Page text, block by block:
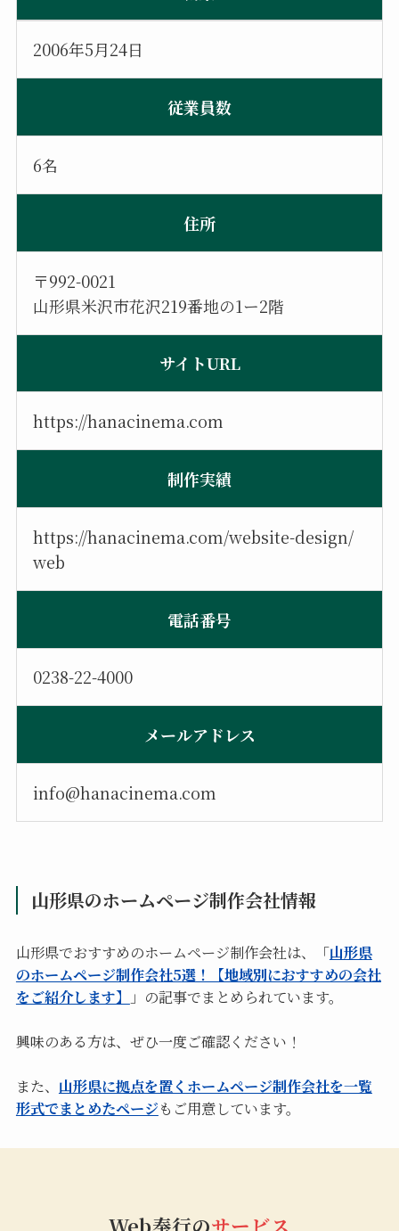
2006年5月24日
従業員数
6名
住所
〒992-0021
山形県米沢市花沢219番地の1ー2階
サイトURL
https://hanacinema.com
制作実績
https://hanacinema.com/website-design/
web
電話番号
0238-22-4000
メールアドレス
info@hanacinema.com
山形県のホームページ制作会社情報
山形県でおすすめのホームページ制作会社は、「山形県
のホームページ制作会社5選！【地域別におすすめの会社
をご紹介します】
」の記事でまとめられています。
興味のある方は、ぜひ一度ご確認ください！
また、 山形県に拠点を置くホームページ制作会社を一覧
形式でまとめたページもご用意しています。
Web奉行のサービス